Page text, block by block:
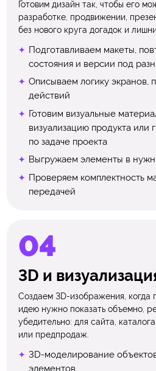
Готовим дизайн так, чтобы его
разработке, продвижении,
без нового круга догадок и
Подготавливаем макеты,
состояния и версии под
Описываем логику экранов,
действий
Готовим визуальные
визуализацию продукта или
по задаче проекта
Выгружаем элементы в
Проверяем комплектность
передачей
3D и
Создаем 3D-изображения, когда
идею нужно показать объемно,
убедительно: для сайта,
или предпродаж.
3D-моделирование
элементов